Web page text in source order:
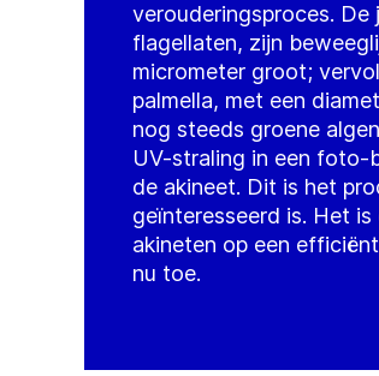
verouderingsproces.
flagellaten, zijn
micrometer groot;
palmella, met een
nog steeds groene
UV-straling in een foto-
de akineet. Dit is het
geïnteresseerd is. Het
akineten op een
nu toe.